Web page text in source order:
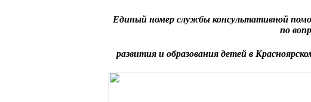
Единый номер службы консультативной
по
развития и образования детей в